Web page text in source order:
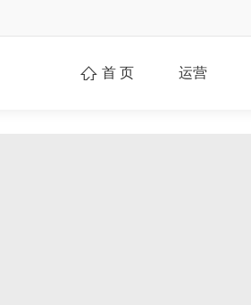
 首 页 运营